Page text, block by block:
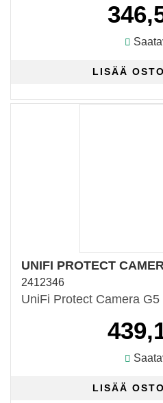
UNIFI PROTECT
2412346
UniFi Protect Camera G5